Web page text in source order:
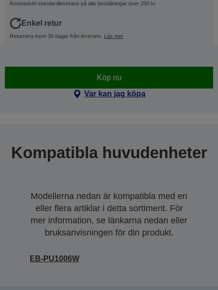
Kostnadsfri standardleverans på alla beställningar över 250 kr
Enkel retur
Returnera inom 30 dagar från leverans. Läs mer
Köp nu
Var kan jag köpa
Kompatibla huvudenheter
Modellerna nedan är kompatibla med en
eller flera artiklar i detta sortiment. För
mer information, se länkarna nedan eller
bruksanvisningen för din produkt.
EB-PU1006W